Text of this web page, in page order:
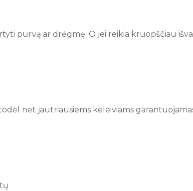
purvą ar drėgmę. O jei reikia kruopščiau
net jautriausiems keleiviams